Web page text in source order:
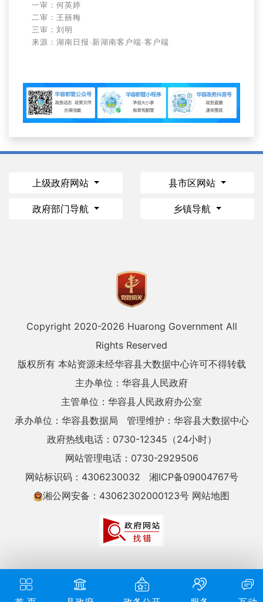
一审：何英婷
二审：王丽梅
三审：刘明
来源：湖南日报·新湖南客户端·客户端
上级政府网站 县市区网站
政府部门导航 乡镇导航
Copyright 2020-2026 Huarong Government All
Rights Reserved
版权所有 本站资源未经华容县大数据中心许可不得转载
主办单位：华容县人民政府
主管单位：华容县人民政府办公室
承办单位：华容县数据局
管理维护：华容县大数据中心
政府热线电话：0730-12345（24小时）
网站管理电话：0730-2929506
网站标识码：4306230032
湘ICP备09004767号
湘公网安备：43062302000123号 网站地图